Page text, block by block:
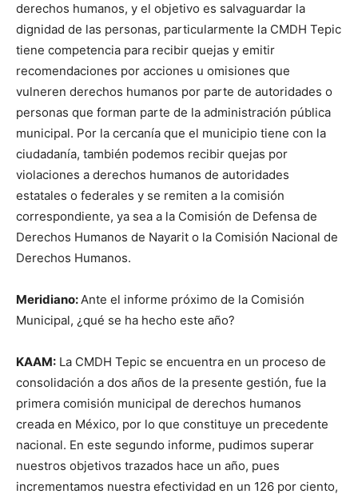
derechos humanos, y el objetivo es salvaguardar la
dignidad de las personas, particularmente la CMDH Tepic
tiene competencia para recibir quejas y emitir
recomendaciones por acciones u omisiones que
vulneren derechos humanos por parte de autoridades o
personas que forman parte de la administración pública
municipal. Por la cercanía que el municipio tiene con la
ciudadanía, también podemos recibir quejas por
violaciones a derechos humanos de autoridades
estatales o federales y se remiten a la comisión
correspondiente, ya sea a la Comisión de Defensa de
Derechos Humanos de Nayarit o la Comisión Nacional de
Derechos Humanos.
Meridiano:Ante el informe próximo de la Comisión
Municipal, ¿qué se ha hecho este año?
KAAM: La CMDH Tepic se encuentra en un proceso de
consolidación a dos años de la presente gestión, fue la
primera comisión municipal de derechos humanos
creada en México, por lo que constituye un precedente
nacional. En este segundo informe, pudimos superar
nuestros objetivos trazados hace un año, pues
incrementamos nuestra efectividad en un 126 por ciento,